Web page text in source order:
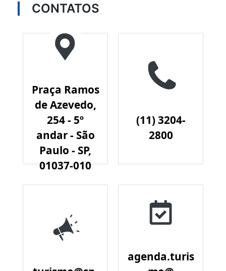
CONTATOS
Praça Ramos
de Azevedo,
254 - 5º
andar - São
Paulo - SP,
01037-010
(11) 3204-
2800
agenda.turis